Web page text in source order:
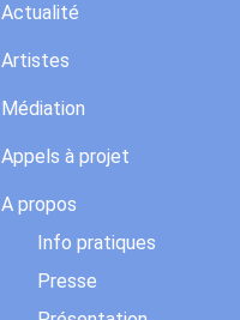
Actualité
Artistes
Médiation
Appels à projet
A propos
Info pratiques
Presse